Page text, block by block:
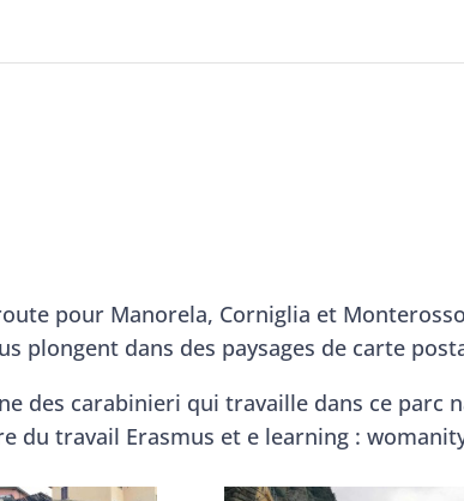
pour Manorela, Corniglia et
plongent dans des paysages de carte
des carabinieri qui travaille dans ce parc
du travail Erasmus et e learning :